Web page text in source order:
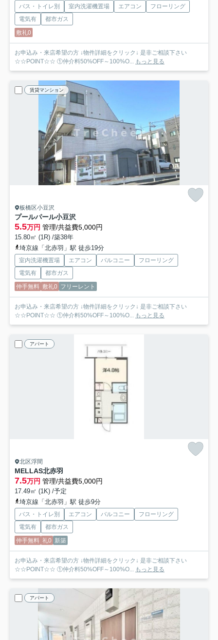
バス・トイレ別 室内洗濯機置場 エアコン
フローリング
電気有
都市ガス
敷礼0
お申込み・来店希望の方 ↓物件詳細をクリック↓ 是非ご相談下さい
☆☆POINT☆☆ ①仲介料50%OFF～100%O... もっと見る
賃貸マンション
板橋区小豆沢
プールパール小豆沢
5.5万円 管理/共益費5,000円
15.80㎡ (1R) /築38年
埼京線「北赤羽」駅 徒歩19分
室内洗濯機置場 エアコン バルコニー
フローリング
電気有
都市ガス
仲手無料 敷礼0 フリーレント
お申込み・来店希望の方 ↓物件詳細をクリック↓ 是非ご相談下さい
☆☆POINT☆☆ ①仲介料50%OFF～100%O... もっと見る
アパート
北区浮間
MELLAS北赤羽
7.5万円 管理/共益費5,000円
17.49㎡ (1K) /予定
埼京線「北赤羽」駅 徒歩9分
バス・トイレ別 エアコン バルコニー
フローリング
電気有
都市ガス
仲手無料 礼0 新築
お申込み・来店希望の方 ↓物件詳細をクリック↓ 是非ご相談下さい
☆☆POINT☆☆ ①仲介料50%OFF～100%O... もっと見る
アパート